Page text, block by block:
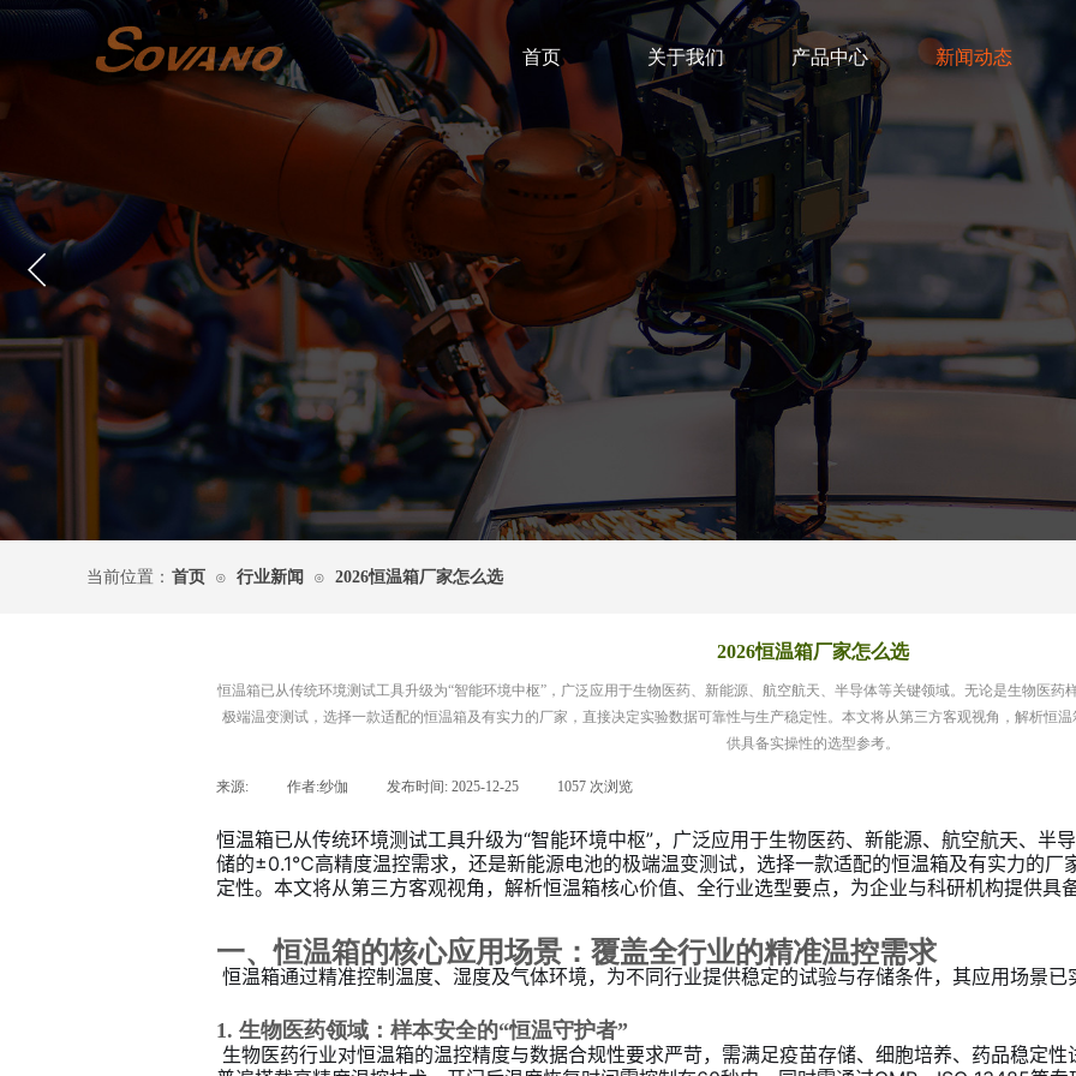
首页 关于我们 产品中心 新闻动态
当前位置： 首页 ⊙ 行业新闻 ⊙ 2026恒温箱厂家怎么选
2026恒温箱厂家怎么选
恒温箱已从传统环境测试工具升级为“智能环境中枢”，广泛应用于生物医药、新能源、航空航天、半导体等关键领域。无论是生物医
极端温变测试，选择一款适配的恒温箱及有实力的厂家，直接决定实验数据可靠性与生产稳定性。本文将从第三方客观视角，解析恒
供具备实操性的选型参考。
来源: 作者:纱伽 发布时间: 2025-12-25 1057 次浏览
恒温箱已从传统环境测试工具升级为“智能环境中枢”，广泛应用于生物医药、新能源、航空航天、半
储的±0.1℃高精度温控需求，还是新能源电池的极端温变测试，选择一款适配的恒温箱及有实力的厂
定性。本文将从第三方客观视角，解析恒温箱核心价值、全行业选型要点，为企业与科研机构提供具
一、恒温箱的核心应用场景：覆盖全行业的精准温控需求
恒温箱通过精准控制温度、湿度及气体环境，为不同行业提供稳定的试验与存储条件，其应用场景
1. 生物医药领域：样本安全的“恒温守护者”